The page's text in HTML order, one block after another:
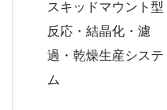
スキッドマウント型
反応・結晶化・濾
過・乾燥生産システ
ム